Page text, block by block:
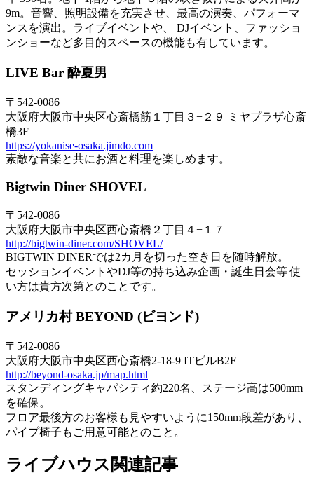
9m。音響、照明設備を充実させ、最高の演奏、パフォーマ
ンスを演出。ライブイベントや、 DJイベント、ファッショ
ンショーなど多目的スペースの機能も有しています。
LIVE Bar 酔夏男
〒542-0086
大阪府大阪市中央区心斎橋筋１丁目３−２９ ミヤプラザ心斎
橋3F
https://yokanise-osaka.jimdo.com
素敵な音楽と共にお酒と料理を楽しめます。
Bigtwin Diner SHOVEL
〒542-0086
大阪府大阪市中央区西心斎橋２丁目４−１７
http://bigtwin-diner.com/SHOVEL/
BIGTWIN DINERでは2カ月を切った空き日を随時解放。
セッションイベントやDJ等の持ち込み企画・誕生日会等 使
い方は貴方次第とのことです。
アメリカ村 BEYOND (ビヨンド)
〒542-0086
大阪府大阪市中央区西心斎橋2-18-9 ITビルB2F
http://beyond-osaka.jp/map.html
スタンディングキャパシティ約220名、ステージ高は500mm
を確保。
フロア最後方のお客様も見やすいように150mm段差があり、
パイプ椅子もご用意可能とのこと。
ライブハウス関連記事